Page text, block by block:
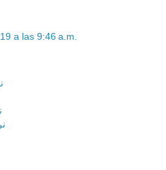
a las 9:46 a.m.